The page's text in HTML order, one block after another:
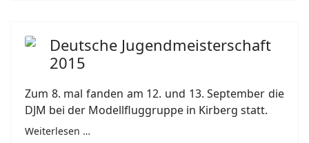
Deutsche Jugendmeisterschaft
2015
Zum 8. mal fanden am 12. und 13. September die
DJM bei der Modellfluggruppe in Kirberg statt.
Weiterlesen …